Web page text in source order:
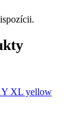
XL yellow